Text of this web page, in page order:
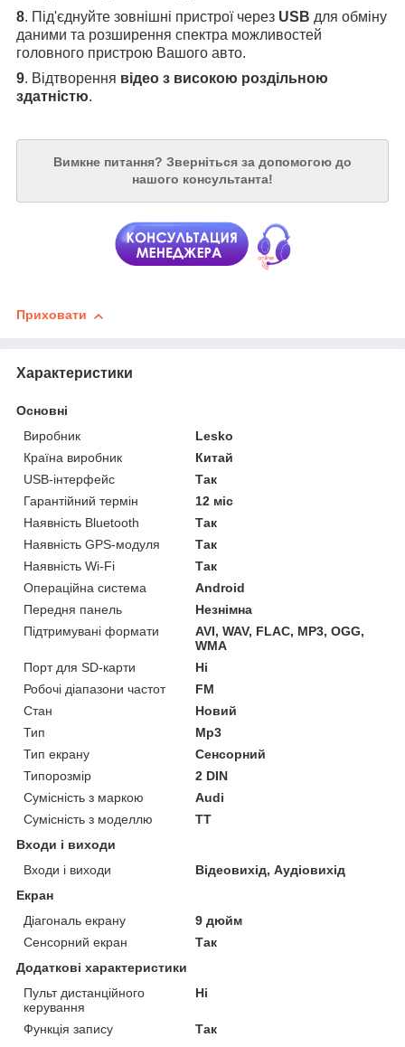
8. Під'єднуйте зовнішні пристрої через USB для обміну
даними та розширення спектра можливостей
головного пристрою Вашого авто.
9. Відтворення відео з високою роздільною
здатністю.
Вимкне питання? Зверніться за допомогою до
нашого консультанта!
Приховати
Характеристики
Основні
Виробник
Lesko
Країна виробник
Китай
USB-інтерфейс
Так
Гарантійний термін
12 міс
Наявність Bluetooth
Так
Наявність GPS-модуля
Так
Наявність Wi-Fi
Так
Операційна система
Android
Передня панель
Незнімна
Підтримувані формати
AVI, WAV, FLAC, MP3, OGG,
WMA
Порт для SD-карти
Ні
Робочі діапазони частот
FM
Стан
Новий
Тип
Mp3
Тип екрану
Сенсорний
Типорозмір
2 DIN
Сумісність з маркою
Audi
Сумісність з моделлю
TT
Входи і виходи
Входи і виходи
Відеовихід, Аудіовихід
Екран
Діагональ екрану
9 дюйм
Сенсорний екран
Так
Додаткові характеристики
Пульт дистанційного
керування
Ні
Функція запису Так